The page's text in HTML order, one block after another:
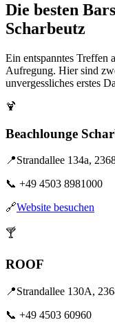
Die besten
Scharbeutz
Ein entspanntes Treffen
Aufregung. Hier sind
unvergessliches erstes
🍹
Beachlounge
📍Strandallee 134a,
📞 +49 4503 8981000
🔗Website besuchen
🍸
ROOF
📍Strandallee 130A,
📞 +49 4503 60960